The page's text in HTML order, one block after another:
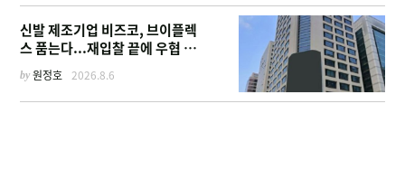
신발 제조기업 비즈코, 브이플렉
스 품는다...재입찰 끝에 우협 선
정
by원정호 2026.8.6